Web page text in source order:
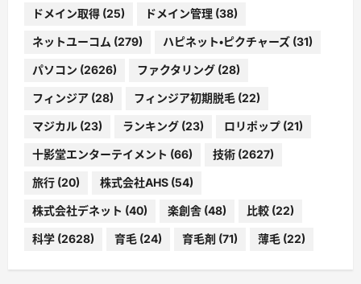
ドメイン取得 (25) ドメイン管理 (38)
ネットユーコム (279) ハピネット・ピクチャーズ (31)
パソコン (2626) ファクタリング (28)
フィンジア (28) フィンジア初期脱毛 (22)
マジカル (23) ランキング (23) ロリポップ (21)
十影堂エンターテイメント (66) 技術 (2627)
旅行 (20) 株式会社AHS (54)
株式会社デネット (40) 楽創舎 (48) 比較 (22)
科学 (2628) 育毛 (24) 育毛剤 (71) 薄毛 (22)